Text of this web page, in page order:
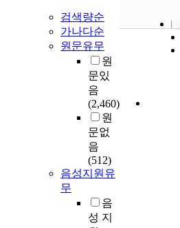
검색량순
가나다순
원문유무
원
문있
음
(2,460)
원
문없
음
(512)
음성지원유
무
음
성 지